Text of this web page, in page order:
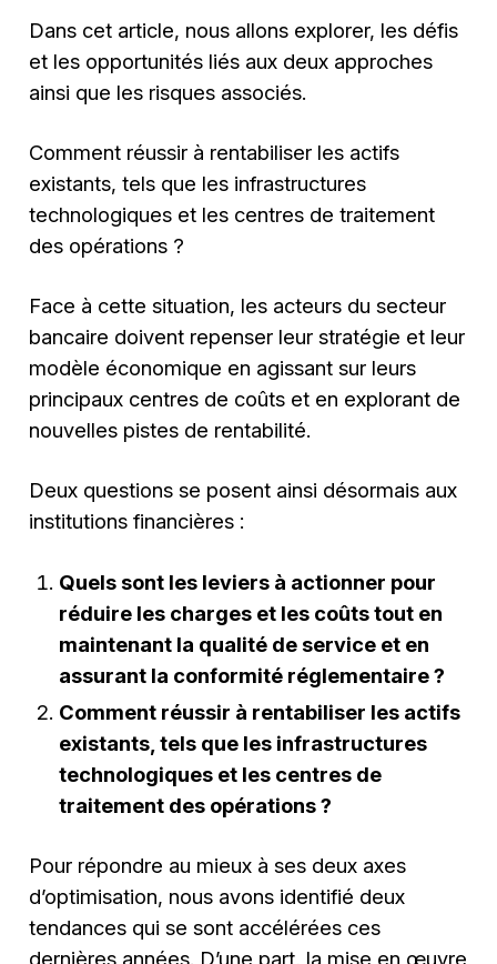
Dans cet article, nous allons explorer, les défis
et les opportunités liés aux deux approches
ainsi que les risques associés.
Comment réussir à rentabiliser les actifs
existants, tels que les infrastructures
technologiques et les centres de traitement
des opérations ?
Face à cette situation, les acteurs du secteur
bancaire doivent repenser leur stratégie et leur
modèle économique en agissant sur leurs
principaux centres de coûts et en explorant de
nouvelles pistes de rentabilité.
Deux questions se posent ainsi désormais aux
institutions financières :
Quels sont les leviers à actionner pour
réduire les charges et les coûts tout en
maintenant la qualité de service et en
assurant la conformité réglementaire ?
Comment réussir à rentabiliser les actifs
existants, tels que les infrastructures
technologiques et les centres de
traitement des opérations ?
Pour répondre au mieux à ses deux axes
d’optimisation, nous avons identifié deux
tendances qui se sont accélérées ces
dernières années. D’une part, la mise en œuvre